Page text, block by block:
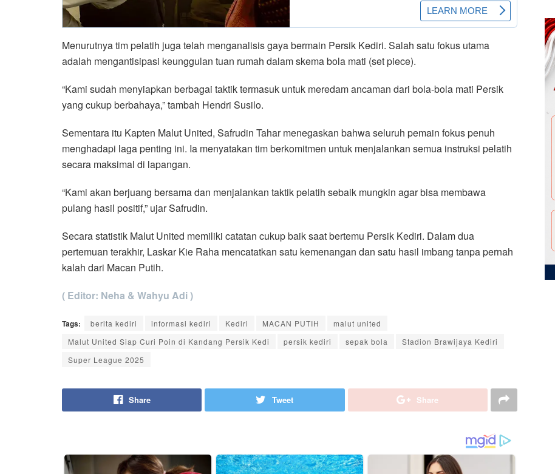
Menurutnya tim pelatih juga telah menganalisis gaya bermain Persik Kediri. Salah satu fokus utama
adalah mengantisipasi keunggulan tuan rumah dalam skema bola mati (set piece).
“Kami sudah menyiapkan berbagai taktik termasuk untuk meredam ancaman dari bola-bola mati Persik
yang cukup berbahaya,” tambah Hendri Susilo.
Sementara itu Kapten Malut United, Safrudin Tahar menegaskan bahwa seluruh pemain fokus penuh
menghadapi laga penting ini. Ia menyatakan tim berkomitmen untuk menjalankan semua instruksi pelatih
secara maksimal di lapangan.
“Kami akan berjuang bersama dan menjalankan taktik pelatih sebaik mungkin agar bisa membawa
pulang hasil positif,” ujar Safrudin.
Secara statistik Malut United memiliki catatan cukup baik saat bertemu Persik Kediri. Dalam dua
pertemuan terakhir, Laskar Kie Raha mencatatkan satu kemenangan dan satu hasil imbang tanpa pernah
kalah dari Macan Putih.
( Editor: Neha & Wahyu Adi )
Tags: berita kediri informasi kediri Kediri MACAN PUTIH
malut united
Malut United Siap Curi Poin di Kandang Persik Kedi
persik kediri sepak bola
Stadion Brawijaya Kediri
Super League 2025
Share Tweet Share